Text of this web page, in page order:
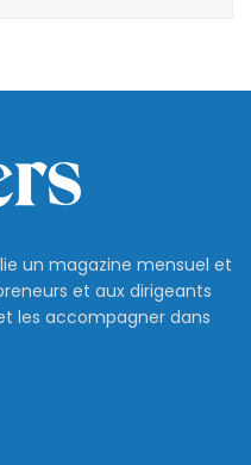
un magazine mensuel et
et aux dirigeants
les accompagner dans